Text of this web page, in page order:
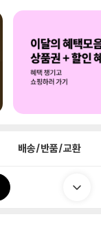
배송/반품/교환